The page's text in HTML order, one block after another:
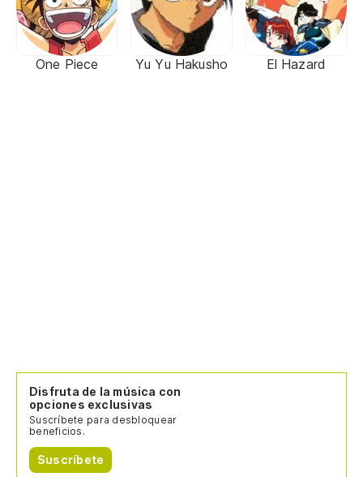
One Piece Yu Yu Hakusho El Hazard
Disfruta de la música con
opciones exclusivas
Suscríbete para desbloquear
beneficios.
Suscríbete